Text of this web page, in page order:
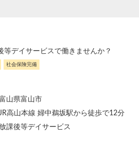
デイサービスで働きませんか？
社会保険完備
山県富山市
高山本線 婦中鵜坂駅から徒歩で12分
放課後等デイサービス